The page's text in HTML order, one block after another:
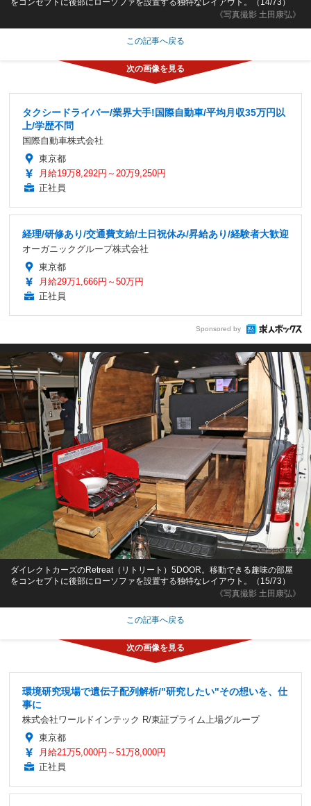
《写真撮影 土田康弘》
この記事へ戻る
タクシードライバー/業界大手!国際自動車/平均月収35万円以
上/学歴不問
国際自動車株式会社
東京都
月給19万8,292円～20万9,250円
正社員
経理/研修あり/交通費支給/土日祝休み/昇給あり/経験者大歓迎
オーガニックグループ株式会社
東京都
月給29万1,666円～50万円
正社員
Sponsored by
《写真撮影 土田康弘》
ダイレクトカーズのRetreat（リトリート）5DOOR。移動できる趣味の部屋
をコンセプトに後部にローソファを設置する独特なレイアウト。（15/73）
この記事へ戻る
環境研究現場で遺伝子配列解析/"研究したい"その想いを、仕
事に
株式会社ワールドインテック R/東証プライム上場グループ
東京都
月給21万5,000円～51万8,000円
正社員